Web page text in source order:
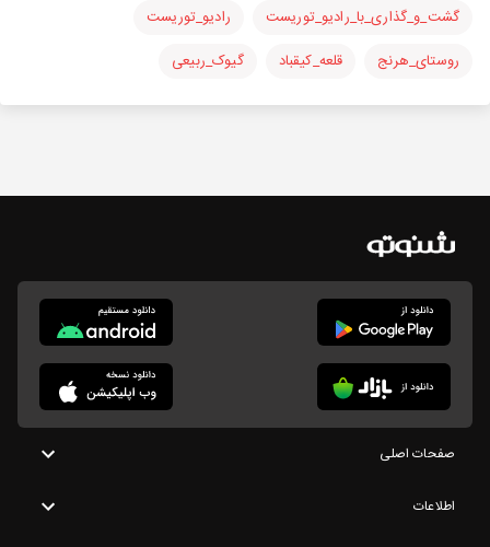
گشت_و_گذاری_با_رادیو_توریست
رادیو_توریست
روستای_هرنج
قلعه_کیقباد گیوک_ربیعی
صفحات اصلی
اطلاعات